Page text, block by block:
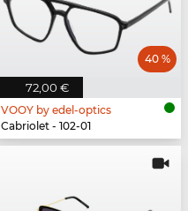
72,00 €
40 %
VOOY by edel-optics
Cabriolet - 102-01